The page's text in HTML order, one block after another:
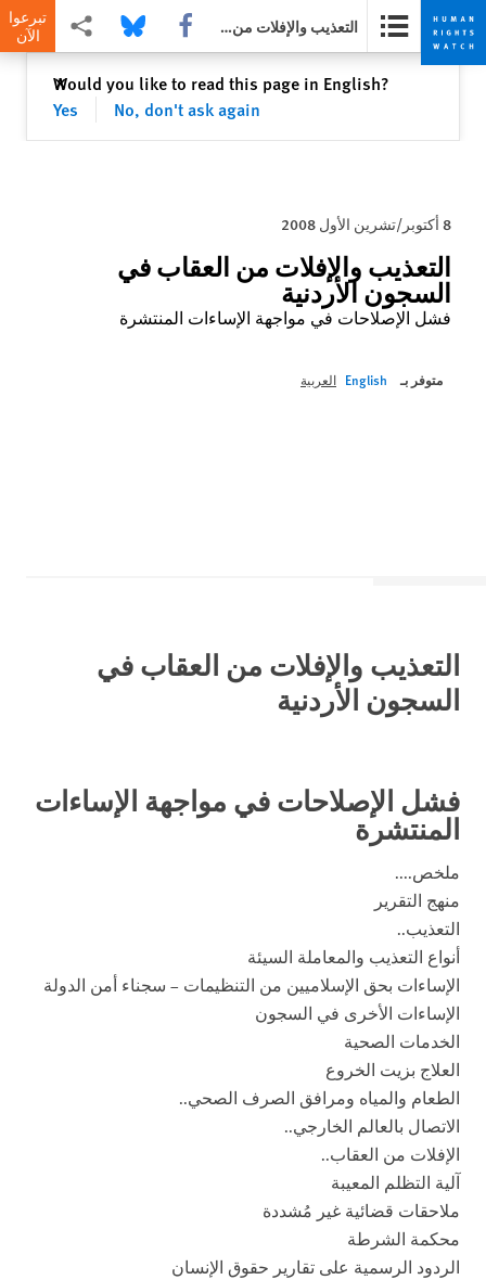
Skip
privacy
Skip
content
التعذيب والإفلات من العقاب في السجون الأردنية Share this via Facebook
Share this via Bluesky
Share this via مشاركة
تبرعوا
الآن
Would you like to read this page in English?
Yes
No, don't ask again
✕إغلاق
8 أكتوبر/تشرين الأول 2008
التعذيب والإفلات من العقاب في
السجون الأردنية
فشل الإصلاحات في مواجهة الإساءات المنتشرة
متوفر بـ English العربية
التعذيب والإفلات من العقاب في
السجون الأردنية
فشل الإصلاحات في مواجهة الإساءات
المنتشرة
ملخص....
منهج التقرير
التعذيب..
أنواع التعذيب والمعاملة السيئة
الإساءات بحق الإسلاميين من التنظيمات – سجناء أمن الدولة
الإساءات الأخرى في السجون
الخدمات الصحية
العلاج بزيت الخروع
الطعام والمياه ومرافق الصرف الصحي..
الاتصال بالعالم الخارجي..
الإفلات من العقاب..
آلية التظلم المعيبة
ملاحقات قضائية غير مُشددة
محكمة الشرطة
الردود الرسمية على تقارير حقوق الإنسان